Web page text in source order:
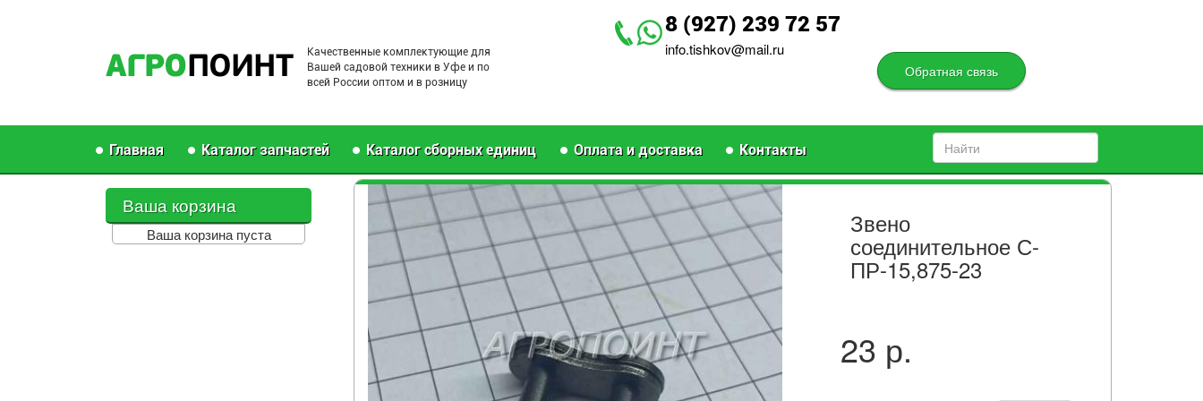
Качественные комплектующие для
Вашей садовой техники в Уфе и по
всей России оптом и в розницу
8 (927) 239 72 57
info.tishkov@mail.ru
Обратная связь
Главная Каталог запчастей Каталог сборных единиц Оплата и доставка Контакты
Ваша корзина
Ваша корзина пуста Звено
соединительное С-
ПР-15,875-23
23 р.